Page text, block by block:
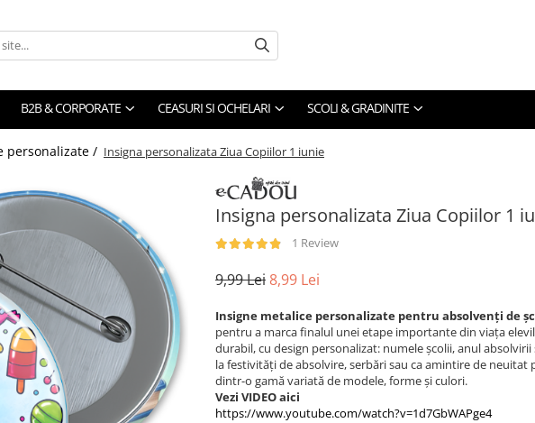
B2B & CORPORATE CEASURI SI OCHELARI SCOLI & GRADINITE
personalizate / Insigna personalizata Ziua Copiilor 1 iunie
Insigna personalizata Ziua Copiilor 1
1 Review
9,99 Lei8,99 Lei
Insigne metalice personalizate pentru absolvenți de
pentru a marca finalul unei etape importante din viața
durabil, cu design personalizat: numele școlii, anul
la festivități de absolvire, serbări sau ca amintire de neuitat
dintr-o gamă variată de modele, forme și culori.
Vezi VIDEO aici
https://www.youtube.com/watch?v=1d7GbWAPge4